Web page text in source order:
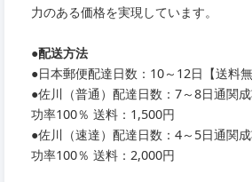
力のある価格を実現しています。
●配送方法
●日本郵便配達日数：10～12日【送料無
●佐川（普通）配達日数：7～8日通関
功率100％ 送料：1,500円
●佐川（速達）配達日数：4～5日通関
功率100％ 送料：2,000円